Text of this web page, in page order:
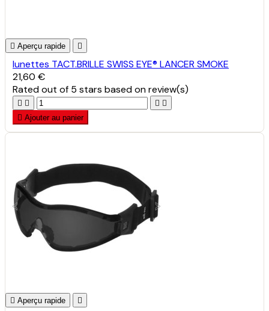
 Aperçu rapide 
lunettes TACT.BRILLE SWISS EYE® LANCER SMOKE
21,60 €
Ratedout of 5 stars based onreview(s)
   
 Ajouter au panier
 Aperçu rapide 